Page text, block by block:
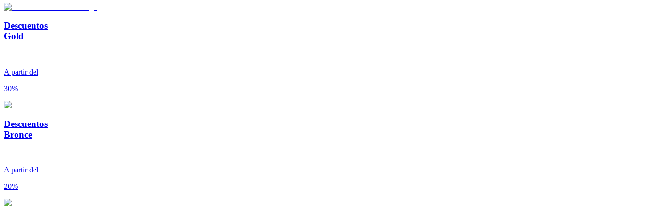
Descuentos
Gold
A partir del
30%
Descuentos
Bronce
A partir del
20%